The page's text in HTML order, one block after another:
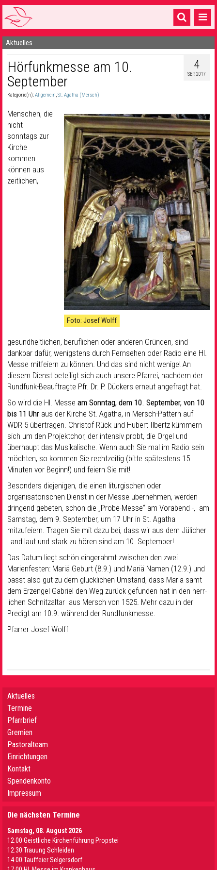
Startseite
1 Pfarrei
16 Gemeinden & mehr
Sakramente & Feste
Gemeinschaft & Soziales
Musik & Kultur
Seelsorge & Kontakt
Aktuelles
4
SEP. 2017
Hörfunkmesse am 10.
September
Kategorie(n):Allgemein,St. Agatha (Mersch)
Foto: Josef Wolff
Menschen, die
nicht
sonntags zur
Kirche
kommen
können aus
zeitlichen,
gesundheitlichen, beruflichen oder anderen Gründen, sind
dankbar dafür, wenigstens durch Fernsehen oder Radio eine Hl.
Messe mitfeiern zu können. Und das sind nicht wenige! An
diesem Dienst beteiligt sich auch unsere Pfarrei, nachdem der
Rundfunk-Beauftragte Pfr. Dr. P. Dückers erneut angefragt hat.
So wird die Hl. Messe am Sonntag, dem 10. September, von 10
bis 11 Uhr aus der Kirche St. Agatha, in Mersch-Pattern auf
WDR 5 übertragen. Christof Rück und Hubert Ilbertz kümmern
sich um den Projektchor, der intensiv probt, die Orgel und
überhaupt das Musikalische. Wenn auch Sie mal im Radio sein
möchten, so kommen Sie rechtzeitig (bitte spätestens 15
Minuten vor Beginn!) und feiern Sie mit!
Besonders diejenigen, die einen liturgischen oder
organisatorischen Dienst in der Messe übernehmen, werden
dringend gebeten, schon die „Probe-Messe“ am Vorabend -, am
Samstag, dem 9. September, um 17 Uhr in St. Agatha
mitzufeiern. Tragen Sie mit dazu bei, dass wir aus dem Jülicher
Land laut und stark zu hören sind am 10. September!
Das Datum liegt schön eingerahmt zwischen den zwei
Marienfesten: Mariä Geburt (8.9.) und Mariä Namen (12.9.) und
passt also gut zu dem glücklichen Umstand, dass Maria samt
dem Erzengel Gabriel den Weg zurück gefunden hat in den herr-
lichen Schnitzaltar aus Mersch von 1525. Mehr dazu in der
Predigt am 10.9. während der Rundfunkmesse.
Pfarrer Josef Wolff
Aktuelles
Termine
Pfarrbrief
Gremien
Pastoralteam
Einrichtungen
Kontakt
Spendenkonto
Impressum
Die nächsten Termine
Samstag, 08. August 2026
12.00 Geistliche Kirchenführung Propstei
12.30 Trauung Schleiden
14.00 Tauffeier Selgersdorf